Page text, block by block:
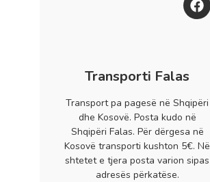
Transporti Falas
Transport pa pagesë në Shqipëri
dhe Kosovë. Posta kudo në
Shqipëri Falas. Për dërgesa në
Kosovë transporti kushton 5€. Në
shtetet e tjera posta varion sipas
adresës përkatëse.